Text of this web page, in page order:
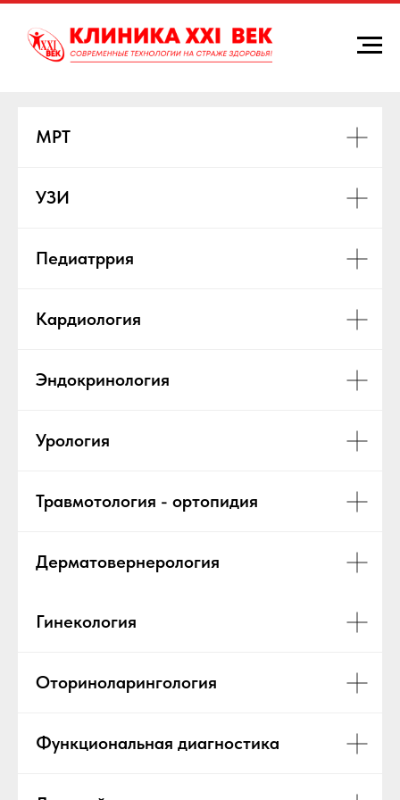
МРТ
УЗИ
Педиатррия
Кардиология
Эндокринология
Урология
Травмотология - ортопидия
Дерматовернерология
Гинекология
Оториноларингология
Функциональная диагностика